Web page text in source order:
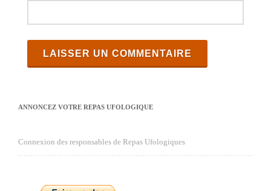
ANNONCEZ VOTRE REPAS UFOLOGIQUE
Connexion des responsables de Repas Ufologiques